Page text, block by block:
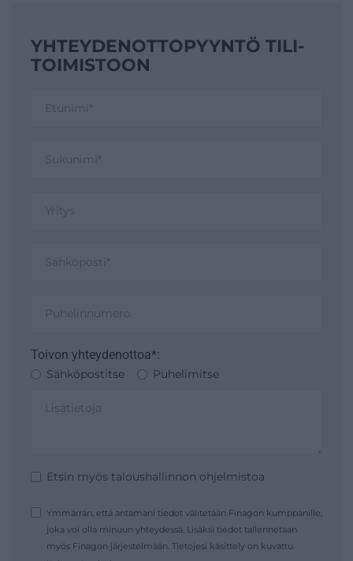
YHTEYDENOTTO­PYYNTÖ TILI­
TOIMISTOON
Toivon yhteydenottoa*:
Sähköpostitse Puhelimitse
Etsin myös taloushallinnon ohjelmistoa
Ymmärrän, että antamani tiedot välitetään Finagon kumppanille,
joka voi olla minuun yhteydessä. Lisäksi tiedot tallennetaan
myös Finagon järjestelmään. Tietojesi käsittely on kuvattu